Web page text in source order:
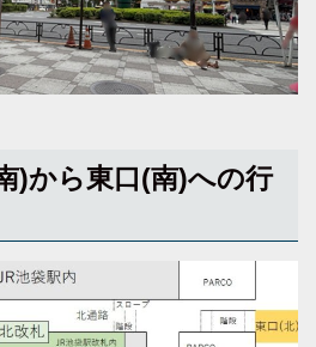
)から東口(南)への行